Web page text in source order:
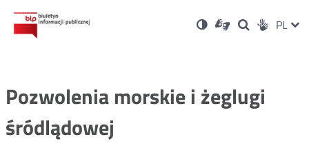
Ustawienia
Wersja
kontrastowa
Dla
niesłyszących
OtwórzOtwórz
w
Otwórz
w
Social PL
Pozwolenia morskie i żeglugi
śródlądowej